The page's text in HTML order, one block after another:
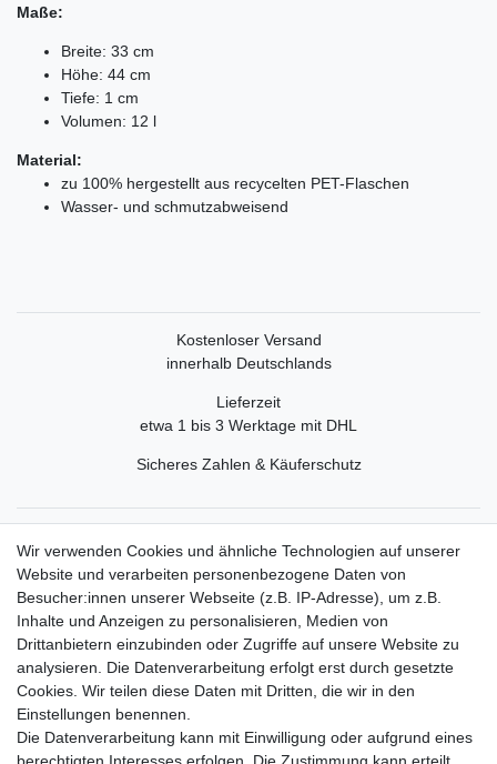
Maße:
Breite: 33 cm
Höhe: 44 cm
Tiefe: 1 cm
Volumen: 12 l
Material:
zu 100% hergestellt aus recycelten PET-Flaschen
Wasser- und schmutzabweisend
Kostenloser Versand
innerhalb Deutschlands
Lieferzeit
etwa 1 bis 3 Werktage mit DHL
Sicheres Zahlen & Käuferschutz
Rechtliche Informationen
Widerrufsrecht
Widerrufsformular
Datenschutzerklärung
AGB
Impressum
Wir verwenden Cookies und ähnliche Technologien auf unserer
Website und verarbeiten personenbezogene Daten von
Besucher:innen unserer Webseite (z.B. IP-Adresse), um z.B.
Inhalte und Anzeigen zu personalisieren, Medien von
Drittanbietern einzubinden oder Zugriffe auf unsere Website zu
analysieren. Die Datenverarbeitung erfolgt erst durch gesetzte
Cookies. Wir teilen diese Daten mit Dritten, die wir in den
Einstellungen benennen.
Die Datenverarbeitung kann mit Einwilligung oder aufgrund eines